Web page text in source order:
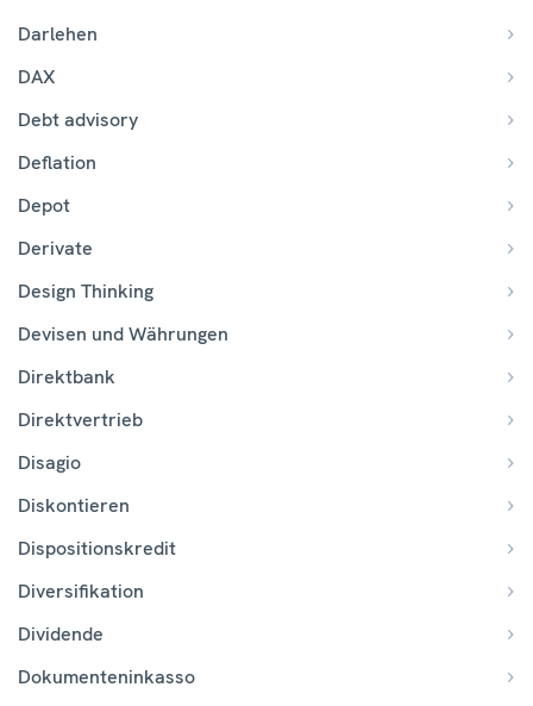
Darlehen
DAX
Debt advisory
Deflation
Depot
Derivate
Design Thinking
Devisen und Währungen
Direktbank
Direktvertrieb
Disagio
Diskontieren
Dispositionskredit
Diversifikation
Dividende
Dokumenteninkasso